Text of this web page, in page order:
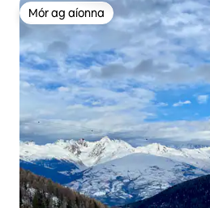
Mór ag aíonna
Mór ag aíonna